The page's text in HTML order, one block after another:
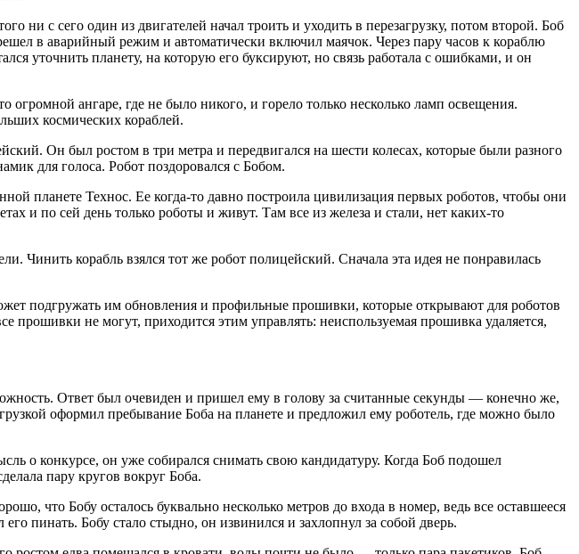
ни с сего один из двигателей начал троить и уходить в перезагрузку, потом второй. Боб
в аварийный режим и автоматически включил маячок. Через пару часов к кораблю
уточнить планету, на которую его буксируют, но связь работала с ошибками, и он
огромной ангаре, где не было никого, и горело только несколько ламп освещения.
космических кораблей.
Он был ростом в три метра и передвигался на шести колесах, которые были разного
для голоса. Робот поздоровался с Бобом.
планете Технос. Ее когда-то давно построила цивилизация первых роботов, чтобы они
и по сей день только роботы и живут. Там все из железа и стали, нет каких-то
Чинить корабль взялся тот же робот полицейский. Сначала эта идея не понравилась
подгружать им обновления и профильные прошивки, которые открывают для роботов
не могут, приходится этим управлять: неиспользуемая прошивка удаляется,
Ответ был очевиден и пришел ему в голову за считанные секунды — конечно же,
оформил пребывание Боба на планете и предложил ему роботель, где можно было
о конкурсе, он уже собирался снимать свою кандидатуру. Когда Боб подошел
пару кругов вокруг Боба.
что Бобу осталось буквально несколько метров до входа в номер, ведь все оставшееся
пинать. Бобу стало стыдно, он извинился и захлопнул за собой дверь.